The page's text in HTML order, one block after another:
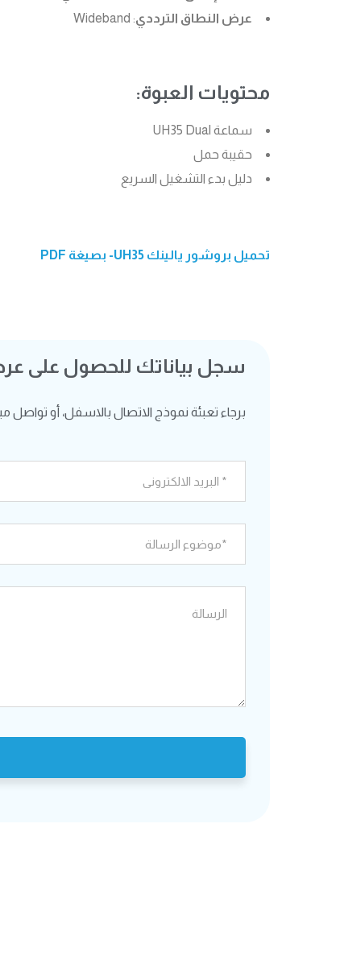
عرض النطاق الترددي: Wideband
محتويات العبوة:
سماعة UH35 Dual
حقيبة حمل
دليل بدء التشغيل السريع
تحميل بروشور يالينك UH35- بصيغة PDF
سجل بياناتك للحصول على
برجاء تعبئة نموذج الاتصال بالاسفل، أو تواصل